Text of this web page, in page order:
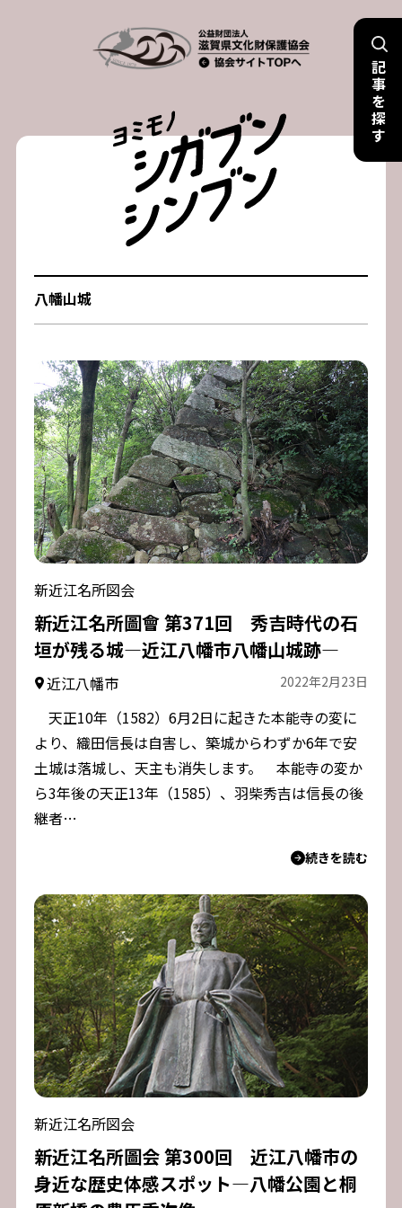
記
事
を
探
す
八幡山城
新近江名所図会
新近江名所圖會 第371回 秀吉時代の石
垣が残る城―近江八幡市八幡山城跡―
近江八幡市 2022年2月23日
天正10年（1582）6月2日に起きた本能寺の変に
より、織田信長は自害し、築城からわずか6年で安
土城は落城し、天主も消失します。 本能寺の変か
ら3年後の天正13年（1585）、羽柴秀吉は信長の後
継者…
続きを読む
新近江名所図会
新近江名所圖会 第300回 近江八幡市の
身近な歴史体感スポット―八幡公園と桐